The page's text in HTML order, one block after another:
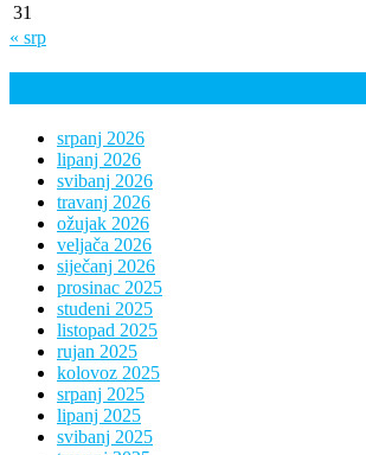
31
« srp
srpanj 2026
lipanj 2026
svibanj 2026
travanj 2026
ožujak 2026
veljača 2026
siječanj 2026
prosinac 2025
studeni 2025
listopad 2025
rujan 2025
kolovoz 2025
srpanj 2025
lipanj 2025
svibanj 2025